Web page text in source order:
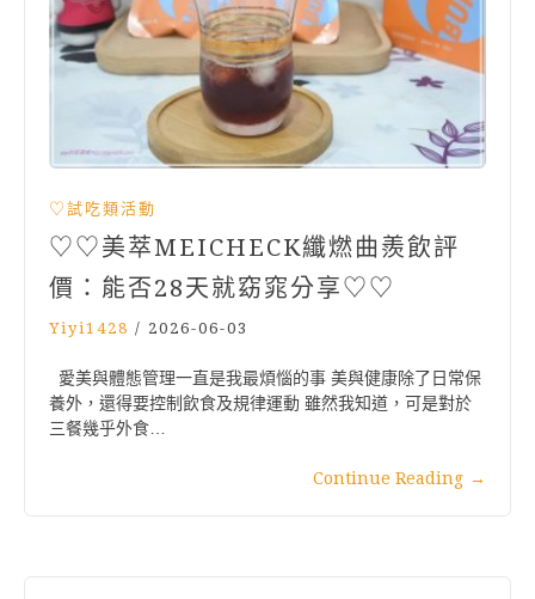
♡試吃類活動
♡♡美萃MEICHECK纖燃曲羨飲評
價：能否28天就窈窕分享♡♡
Yiyi1428 / 2026-06-03
愛美與體態管理一直是我最煩惱的事 美與健康除了日常保
養外，還得要控制飲食及規律運動 雖然我知道，可是對於
三餐幾乎外食…
Continue Reading →